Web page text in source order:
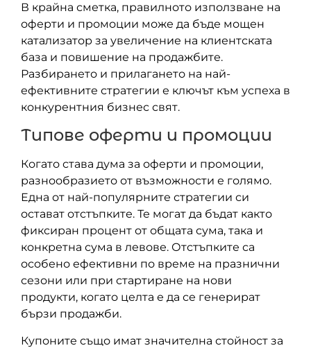
В крайна сметка, правилното използване на
оферти и промоции може да бъде мощен
катализатор за увеличение на клиентската
база и повишение на продажбите.
Разбирането и прилагането на най-
ефективните стратегии е ключът към успеха в
конкурентния бизнес свят.
Типове оферти и промоции
Когато става дума за оферти и промоции,
разнообразието от възможности е голямо.
Една от най-популярните стратегии си
остават отстъпките. Те могат да бъдат както
фиксиран процент от общата сума, така и
конкретна сума в левове. Отстъпките са
особено ефективни по време на празнични
сезони или при стартиране на нови
продукти, когато целта е да се генерират
бързи продажби.
Купоните също имат значителна стойност за